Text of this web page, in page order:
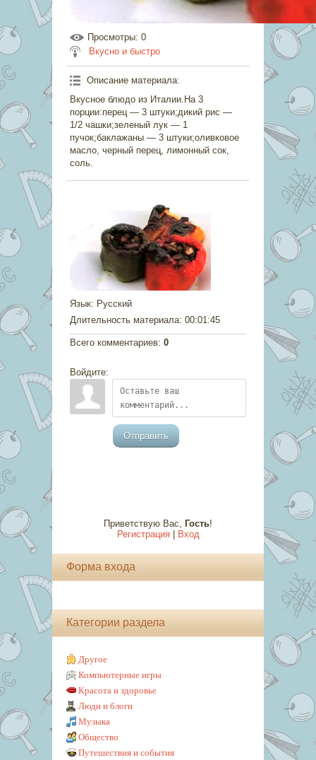
Просмотры: 0
Вкусно и быстро
Описание материала:
Вкусное блюдо из Италии.На 3
порции:перец — 3 штуки;дикий рис —
1/2 чашки;зеленый лук — 1
пучок;баклажаны — 3 штуки;оливковое
масло, черный перец, лимонный сок,
соль.
Язык: Русский
Длительность материала: 00:01:45
Всего комментариев: 0
Войдите:
Отправить
Приветствую Вас, Гость!
Регистрация| Вход
Форма входа
Категории раздела
Другое
Компьютерные игры
Красота и здоровье
Люди и блоги
Музыка
Общество
Путешествия и события